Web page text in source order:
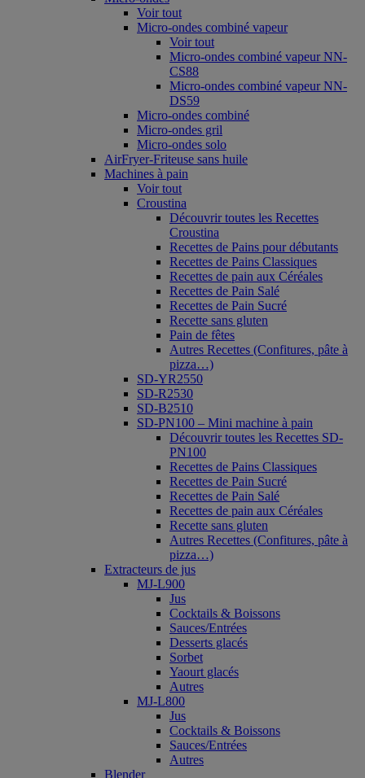
Voir tout
Micro-ondes combiné vapeur
Voir tout
Micro-ondes combiné vapeur NN-
CS88
Micro-ondes combiné vapeur NN-
DS59
Micro-ondes combiné
Micro-ondes gril
Micro-ondes solo
AirFryer-Friteuse sans huile
Machines à pain
Voir tout
Croustina
Découvrir toutes les Recettes
Croustina
Recettes de Pains pour débutants
Recettes de Pains Classiques
Recettes de pain aux Céréales
Recettes de Pain Salé
Recettes de Pain Sucré
Recette sans gluten
Pain de fêtes
Autres Recettes (Confitures, pâte à
pizza…)
SD-YR2550
SD-R2530
SD-B2510
SD-PN100 – Mini machine à pain
Découvrir toutes les Recettes SD-
PN100
Recettes de Pains Classiques
Recettes de Pain Sucré
Recettes de Pain Salé
Recettes de pain aux Céréales
Recette sans gluten
Autres Recettes (Confitures, pâte à
pizza…)
Extracteurs de jus
MJ-L900
Jus
Cocktails & Boissons
Sauces/Entrées
Desserts glacés
Sorbet
Yaourt glacés
Autres
MJ-L800
Jus
Cocktails & Boissons
Sauces/Entrées
Autres
Blender